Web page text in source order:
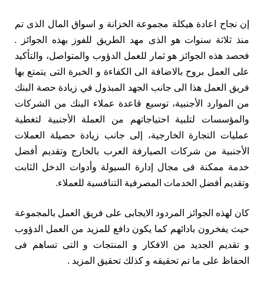
إن نجاح اعادة هيكلة مجموعة الخزانة و اسواق المال الذى تم
منذ ثلاثة سنوات هو الذى مهد الطريق للفوز بهذه الجوائز .
فحصد هذه الجوائز هو ثمار للعمل الدؤوب والمتواصل، والتأكيد
على العمل بروح بالاضافة الى الكفاءة و الخبرة التى يتمتع بها
فريق العمل هذا الى جانب الجهد المبذول في زيادة حصة البنك
من الموارد الأجنبية، توسيع قاعدة عملاء البنك من الشركات
والمؤسسات لتلبية احتياجاتهم من العملة الأجنبية لتغطية
عمليات التجارة الخارجية، إلى جانب زيادة حصيلة العملات
الأجنبية من شركات الصيارفة العرب بالخارج وتقديم أفضل
خدمة ممكنة فى مجال إدارة السيولة وأدوات الدخل الثابت
وتقديم أفضل الخدمات المصرفية التنافسية للعملاء.
كان لهذه الجوائز المردود الايجابى على فريق العمل بالمجموعة
حيث يفخرون بادائهم كما يكون دافع للمزيد من العمل الدؤوب
و تقديم الجديد من الافكار و المنتجات و التى تساهم فى
الحفاظ على ما تم تحقيقه و كذلك تحقيق المزيد .